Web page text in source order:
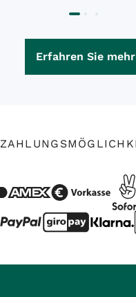
Erfahren Sie mehr